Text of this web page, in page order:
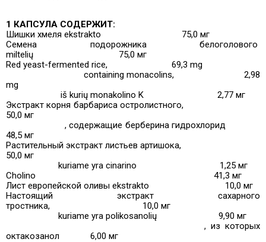
1 КАПСУЛА СОДЕРЖИТ:
Шишки хмеля ekstrakto
75,0 мг
Семена подорожника белоголового
miltelių
75,0 мг
Red yeast-fermented rice,
69,3 mg
containing monacolins,
2,98
mg
iš kurių monakolino K
2,77 мг
Экстракт корня барбариса остролистного,
50,0 мг
, содержащие берберина гидрохлорид
48,5 мг
Растительный экстракт листьев артишока,
50,0 мг
kuriame yra cinarino
1,25 мг
Cholino
41,3 мг
Лист европейской оливы ekstrakto
10,0 мг
Настоящий экстракт сахарного
тростника,
10,0 мг
kuriame yra polikosanolių
9,90 мг
, из которых
октакозанол
6,00 мг